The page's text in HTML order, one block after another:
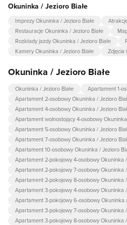
Okuninka / Jezioro Białe
Imprezy Okuninka / Jezioro Białe
Restauracje Okuninka / Jezioro Białe
Rozkłady jazdy Okuninka / Jezioro Białe
Kamery Okuninka / Jezioro Białe
Zdjęcia
Okuninka / Jezioro Białe
Okuninka / Jezioro Białe
Apartament 1-
Apartament 2-osobowy Okuninka / Jezioro
Apartament 4-osobowy Okuninka / Jezioro
Apartament wolnostojący 4-osobowy
Apartament 5-osobowy Okuninka / Jezioro
Apartament 7-osobowy Okuninka / Jezioro
Apartament 10-osobowy Okuninka / Jezioro
Apartament 2-pokojowy 4-osobowy Okuninka
Apartament 2-pokojowy 7-osobowy Okuninka
Apartament 2-pokojowy 8-osobowy Okuninka
Apartament 3-pokojowy 4-osobowy Okuninka
Apartament 3-pokojowy 6-osobowy Okuninka
Apartament 3-pokojowy 7-osobowy Okuninka
Apartament 3-pokojowy 8-osobowy Okuninka